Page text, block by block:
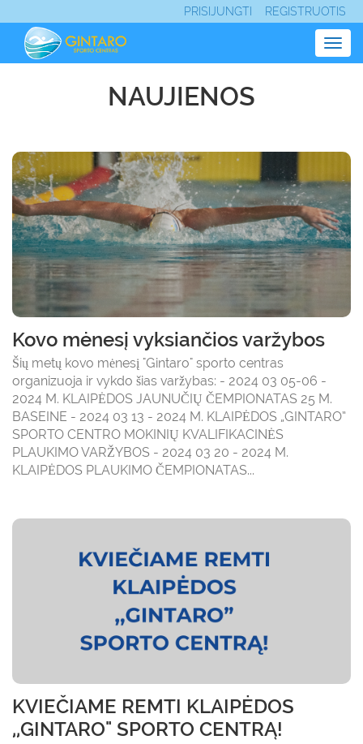
PRISIJUNGTI REGISTRUOTIS
NAUJIENOS
Kovo mėnesį vyksiančios varžybos
Šių metų kovo mėnesį "Gintaro" sporto centras
organizuoja ir vykdo šias varžybas: - 2024 03 05-06 -
2024 M. KLAIPĖDOS JAUNUČIŲ ČEMPIONATAS 25 M.
BASEINE - 2024 03 13 - 2024 M. KLAIPĖDOS „GINTARO”
SPORTO CENTRO MOKINIŲ KVALIFIKACINĖS
PLAUKIMO VARŽYBOS - 2024 03 20 - 2024 M.
KLAIPĖDOS PLAUKIMO ČEMPIONATAS...
KVIEČIAME REMTI KLAIPĖDOS
,,GINTARO" SPORTO CENTRĄ!